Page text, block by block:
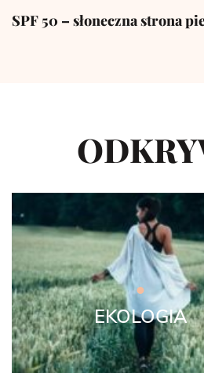
SPF 50 – słoneczna strona
EKOLOGIA